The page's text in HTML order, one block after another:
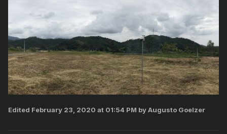
Edited February 23, 2020 at 01:54 PM by Augusto Goelzer